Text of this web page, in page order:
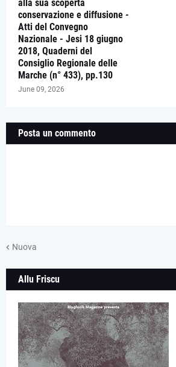
alla sua scoperta
conservazione e diffusione -
Atti del Convegno
Nazionale - Jesi 18 giugno
2018, Quaderni del
Consiglio Regionale delle
Marche (n° 433), pp.130
June 09, 2026
Posta un commento
Nuova
Allu Friscu